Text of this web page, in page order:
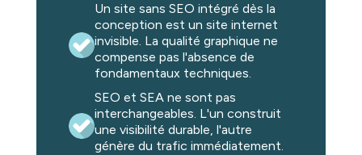
Un site sans SEO intégré dès la
conception est un site internet
invisible. La qualité graphique ne
compense pas l'absence de
fondamentaux techniques.
SEO et SEA ne sont pas
interchangeables. L'un construit
une visibilité durable, l'autre
génère du trafic immédiatement.